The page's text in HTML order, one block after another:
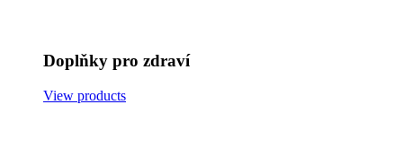
Doplňky pro zdraví
View products